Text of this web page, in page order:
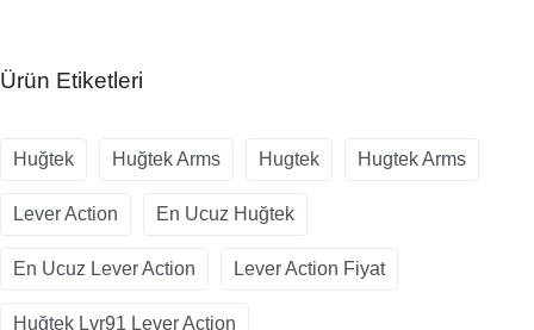
Ürün Etiketleri
Huğtek Huğtek Arms Hugtek Hugtek Arms
Lever Action En Ucuz Huğtek
En Ucuz Lever Action Lever Action Fiyat
Huğtek Lvr91 Lever Action